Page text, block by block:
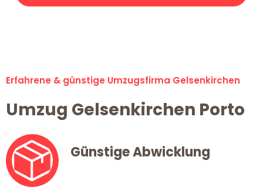
Erfahrene & günstige Umzugsfirma Gelsenkirchen
Umzug Gelsenkirchen Porto
Günstige Abwicklung